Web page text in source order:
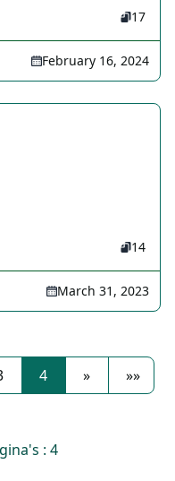
17
February 16, 2024
14
March 31, 2023
4 » »»
: 4